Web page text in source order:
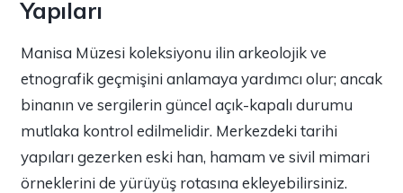
Yapıları
Manisa Müzesi koleksiyonu ilin arkeolojik ve
etnografik geçmişini anlamaya yardımcı olur; ancak
binanın ve sergilerin güncel açık-kapalı durumu
mutlaka kontrol edilmelidir. Merkezdeki tarihi
yapıları gezerken eski han, hamam ve sivil mimari
örneklerini de yürüyüş rotasına ekleyebilirsiniz.